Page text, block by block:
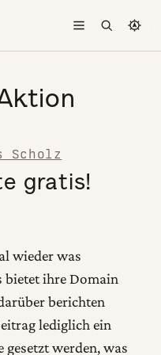
Toggle menu
Open
Scholz
gratis!
wieder was
bietet ihre Domain
berichten
lediglich ein
gesetzt werden, was